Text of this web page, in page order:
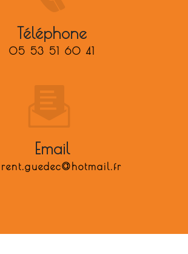
Téléphone
05 53 51 60 41
Email